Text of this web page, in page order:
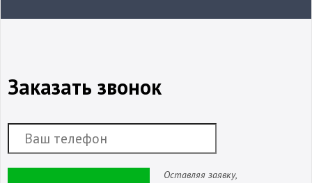
Заказать звонок
Оставляя заявку,